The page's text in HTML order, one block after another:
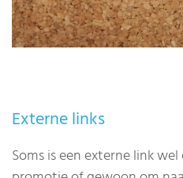
Externe links
Soms is een externe link